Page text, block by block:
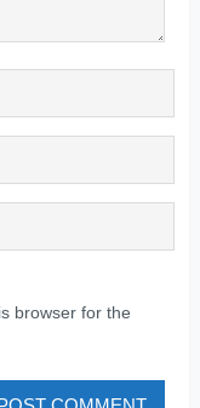
browser for the